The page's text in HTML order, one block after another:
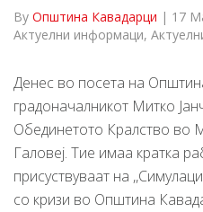
By Општина Кавадарци | 17
Актуелни информаци,
Денес во посета на
градоначалникот Митко
Обединетото Кралство во
Галовеј. Тие имаа кратка
присуствуваат на
со кризи во Општина